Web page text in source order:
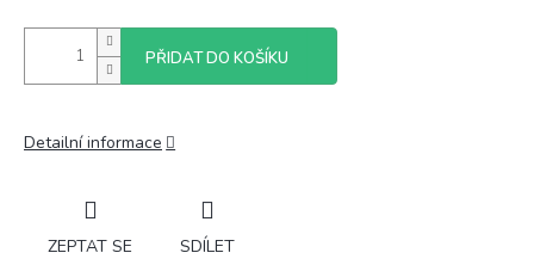
PŘIDAT DO KOŠÍKU
Detailní informace
ZEPTAT SE SDÍLET